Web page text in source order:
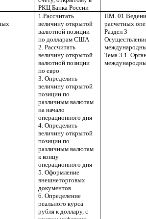
РКЦ Банка России
1.Рассчитать
величину открытой
валютной позиции
по долларам США
2. Рассчитать
величину открытой
валютной позиции
по евро
3. Определить
величину открытой
позиции по
различным валютам
на начало
операционного дня
4. Определить
величину открытой
позиции по
различным валютам
к концу
операционного дня
5. Оформление
внешнеторговых
документов
6. Определение
реального курса
рубля к доллару, с
ПМ. 01
расчетных
Раздел 3
Тема 3.1.